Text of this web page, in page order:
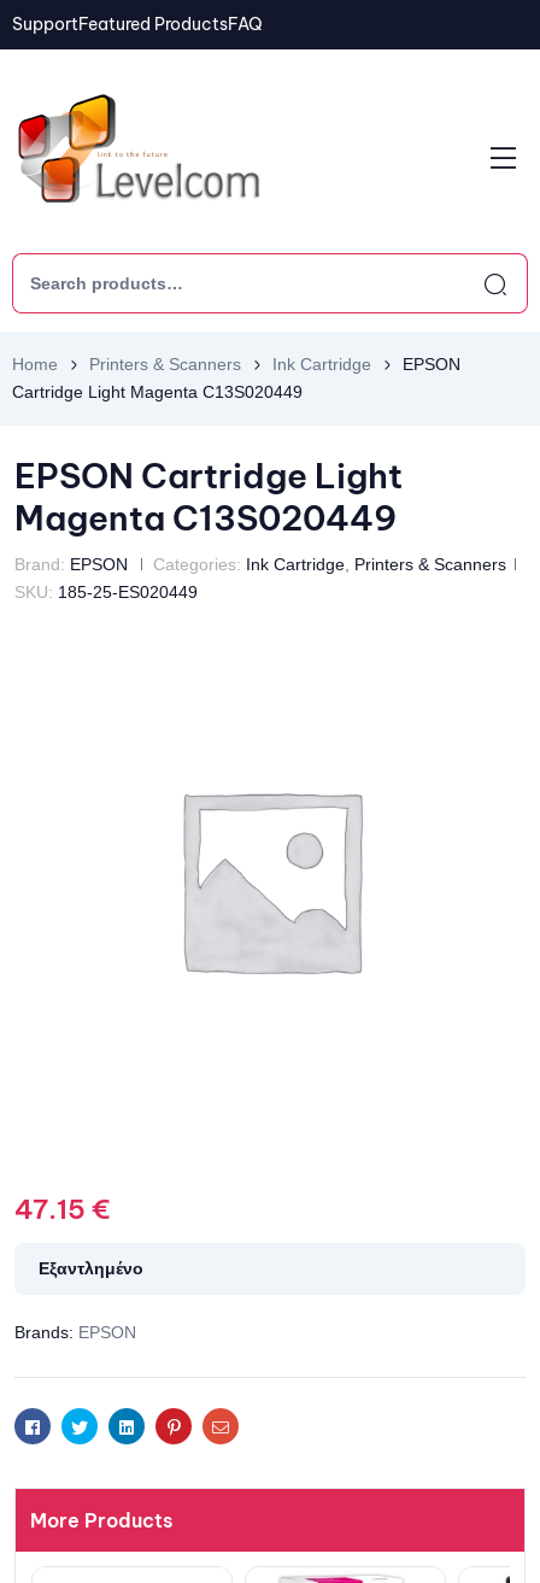
SupportFeatured ProductsFAQ
Home Printers & Scanners Ink Cartridge
EPSON
Cartridge Light Magenta C13S020449
EPSON Cartridge Light
Magenta C13S020449
Brand: EPSON Categories: Ink Cartridge Printers & Scanners
SKU: 185-25-ES020449
47.15 €
Εξαντλημένο
Brands: EPSON
FacebookTwitterLinkedinPinterestEmail
More Products